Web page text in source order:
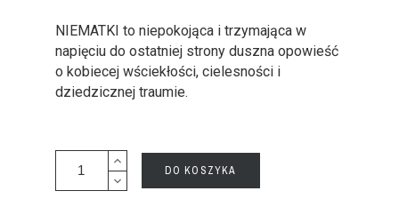
NIEMATKI to niepokojąca i trzymająca w
napięciu do ostatniej strony duszna opowieść
o kobiecej wściekłości, cielesności i
dziedzicznej traumie.
DO KOSZYKA